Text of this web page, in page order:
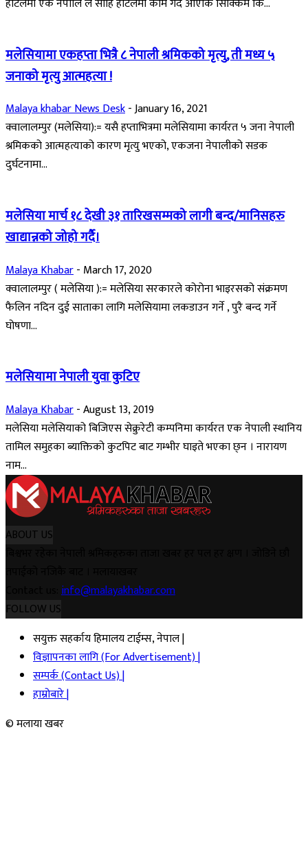
मलेसियामा एकहप्ता भित्रै ८ नेपाली श्रमिकको मृत्यु, ती मध्य ५
जनाको मृत्यु आत्महत्या !
Malaya khabar News Desk-January 16, 2021
क्वालालम्पुर (मलेसिया):= यसै हप्ताभित्रमा मलेसियामा कार्यरत ५ जना नेपाली
श्रमिकको आत्महत्याको कारण मृत्यु भएको, एकजना नेपालीको सडक
दुर्घटनामा...
मलेसिया मार्च १८ देखी ३१ तारिखसम्मको लागी बन्द/मानिसहरु
खाद्यान्नको जोहो गर्दै।
Malaya Khabar- March 17, 2020
क्वालालम्पुर ( मलेसिया ):= मलेसिया सरकारले कोरोना भाइरसको संक्रमण
फैलिन नदिन दुई साताका लागि मलेसियामा लकडाउन गर्ने , पुरै बन्द गर्ने
घोषणा...
मलेसियामा नेपाली युवा कुटिए
Malaya Khabar-August 13, 2019
मलेसिया मलेसियाको बिजिएस सेक्रुरेटी कम्पनिमा कार्यरत एक नेपाली स्थानिय
तामिल समुहका ब्याक्तिको कुटपिट बाट गम्भीर घाइते भएका छ्न । नारायण
नाम...
ABOUT US
info@malayakhabar.com
FOLLOW US
सयुक्त सहर्काय हिमालय टाईम्स, नेपाल |
विज्ञापनका लागि (For Advertisement) |
सम्पर्क (Contact Us) |
हाम्रोबारे |
© मलाया खबर